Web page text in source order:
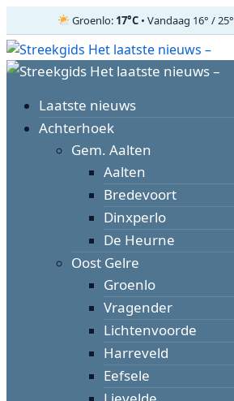
Groenlo: 17°C• Vandaag 16° / 25°
Ga
naar
inhoud
Primair
Laatste nieuws
Achterhoek
Gem. Aalten
Aalten
Bredevoort
Dinxperlo
De Heurne
Oost Gelre
Groenlo
Vragender
Lichtenvoorde
Harreveld
Eefsele